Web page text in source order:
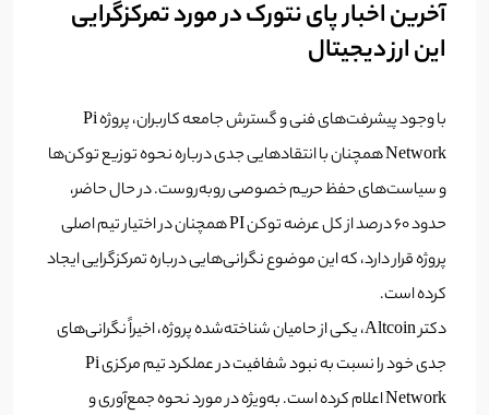
آخرین اخبار پای نتورک در مورد تمرکزگرایی
این ارز دیجیتال
با وجود پیشرفت‌های فنی و گسترش جامعه کاربران، پروژه Pi
Network همچنان با انتقادهایی جدی درباره نحوه توزیع توکن‌ها
و سیاست‌های حفظ حریم خصوصی روبه‌روست. در حال حاضر،
حدود ۶۰ درصد از کل عرضه توکن PI همچنان در اختیار تیم اصلی
پروژه قرار دارد، که این موضوع نگرانی‌هایی درباره تمرکزگرایی ایجاد
کرده است.
دکتر Altcoin، یکی از حامیان شناخته‌شده پروژه، اخیراً نگرانی‌های
جدی خود را نسبت به نبود شفافیت در عملکرد تیم مرکزی Pi
Network اعلام کرده است. به‌ویژه در مورد نحوه جمع‌آوری و